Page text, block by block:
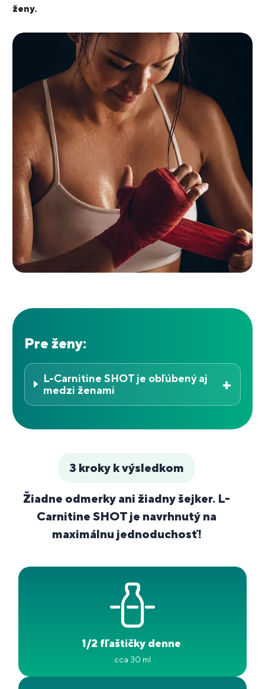
ženy.
Pre ženy:
L-Carnitine SHOT je obľúbený aj
medzi ženami
+
3 kroky k výsledkom
Žiadne odmerky ani žiadny šejker. L-
Carnitine SHOT je navrhnutý na
maximálnu jednoduchosť!
1/2 fľaštičky denne
cca 30 ml